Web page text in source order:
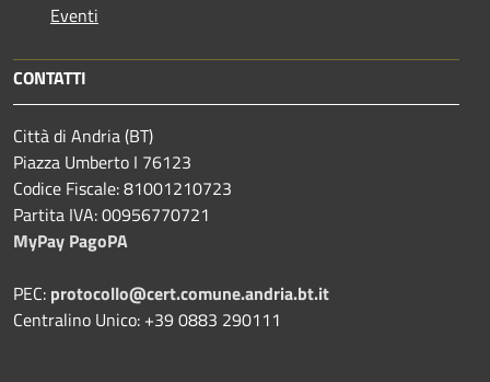
Eventi
CONTATTI
Città di Andria (BT)
Piazza Umberto I 76123
Codice Fiscale: 81001210723
Partita IVA: 00956770721
MyPay PagoPA
PEC: protocollo@cert.comune.andria.bt.it
Centralino Unico: +39 0883 290111